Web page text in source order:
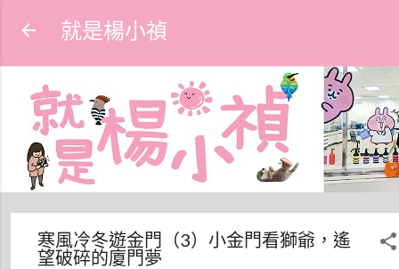
就是楊小禎
寒風冷冬遊金門（3）小金門看獅爺，遙
望破碎的廈門夢